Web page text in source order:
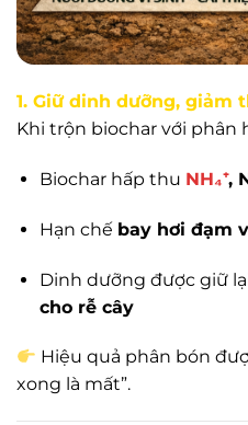
1. Giữ dinh dưỡng, giảm
Khi trộn biochar với phân
Biochar hấp thu NH₄⁺,
Hạn chế bay hơi đạm
Dinh dưỡng được giữ
cho rễ cây
Hiệu quả phân bón
xong là mất”.